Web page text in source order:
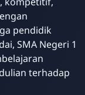
pendidik
SMA Negeri 1
terhadap